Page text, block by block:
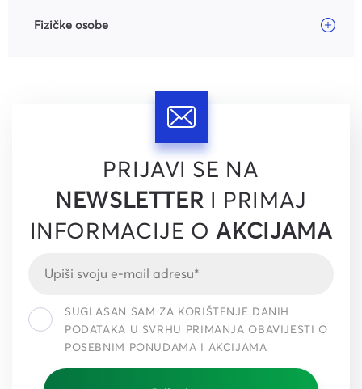
Fizičke osobe
PRIJAVI SE NA
NEWSLETTER I PRIMAJ
INFORMACIJE OAKCIJAMA
SUGLASAN SAM ZA KORIŠTENJE DANIH
PODATAKA U SVRHU PRIMANJA OBAVIJESTI O
POSEBNIM PONUDAMA I AKCIJAMA